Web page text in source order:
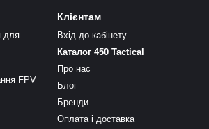
для
FPV
Клієнтам
Вхід до кабінету
Каталог 450 Tactical
Про нас
Блог
Бренди
Оплата і доставка